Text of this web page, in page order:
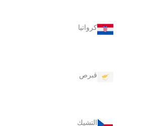
كرواتيا
قبرص
التشيك